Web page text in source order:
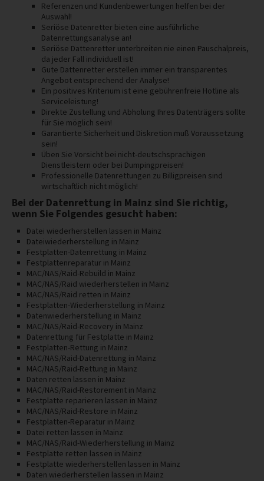
Referenzen und Kundenbewertungen helfen bei der
Auswahl!
Seriöse Datenretter bieten eine ausführliche
Datenrettungsanalyse an!
Seriöse Dattenretter unterbreiten nie einen Pauschalpreis,
da jeder Fall individuell ist!
Gute Dattenretter erstellen immer ein transparentes
Angebot entsprechend der Analyse!
Ein positives Kriterium ist eine gebührenfreie Hotline als
Serviceleistung!
Direkte Zustellung und Abholung Ihres Datenträgers sollte
für Sie möglich sein!
Garantierte Sicherheit und Diskretion muß Voraussetzung
sein!
Üben Sie Vorsicht bei nicht-deutschsprachigen
Dienstleistern oder bei Dumpingpreisen!
Professionelle Datenrettungen zu Billigpreisen sind
wirtschaftlich nicht möglich!
Bei der Datenrettung in Mainz sind Sie richtig,
wenn Sie Folgendes gesucht haben:
Datei wiederherstellen lassen in Mainz
Dateiwiederherstellung in Mainz
Festplatten-Datenrettung in Mainz
Festplattenreparatur in Mainz
MAC/NAS/Raid-Rebuild in Mainz
MAC/NAS/Raid wiederherstellen in Mainz
MAC/NAS/Raid retten in Mainz
Festplatten-Wiederherstellung in Mainz
Datenwiederherstellung in Mainz
MAC/NAS/Raid-Recovery in Mainz
Datenrettung für Festplatte in Mainz
Festplatten-Rettung in Mainz
MAC/NAS/Raid-Datenrettung in Mainz
MAC/NAS/Raid-Rettung in Mainz
Daten retten lassen in Mainz
MAC/NAS/Raid-Restorement in Mainz
Festplatte reparieren lassen in Mainz
MAC/NAS/Raid-Restore in Mainz
Festplatten-Reparatur in Mainz
Datei retten lassen in Mainz
MAC/NAS/Raid-Wiederherstellung in Mainz
Festplatte retten lassen in Mainz
Festplatte wiederherstellen lassen in Mainz
Daten wiederherstellen lassen in Mainz